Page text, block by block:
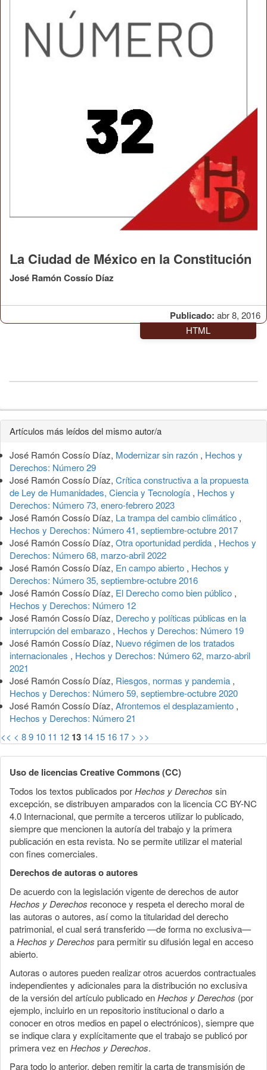
Publicado: abr 8, 2016
La Ciudad de México en la Constitución
José Ramón Cossío Díaz
HTML
Detalles
del
artículo
Artículos más leídos del mismo autor/a
José Ramón Cossío Díaz, Modernizar sin razón , Hechos y
Derechos: Número 29
José Ramón Cossío Díaz, Crítica constructiva a la propuesta
de Ley de Humanidades, Ciencia y Tecnología , Hechos y
Derechos: Número 73, enero-febrero 2023
José Ramón Cossío Díaz, La trampa del cambio climático ,
Hechos y Derechos: Número 41, septiembre-octubre 2017
José Ramón Cossío Díaz, Otra oportunidad perdida , Hechos y
Derechos: Número 68, marzo-abril 2022
José Ramón Cossío Díaz, En campo abierto , Hechos y
Derechos: Número 35, septiembre-octubre 2016
José Ramón Cossío Díaz, El Derecho como bien público ,
Hechos y Derechos: Número 12
José Ramón Cossío Díaz, Derecho y políticas públicas en la
interrupción del embarazo , Hechos y Derechos: Número 19
José Ramón Cossío Díaz, Nuevo régimen de los tratados
internacionales , Hechos y Derechos: Número 62, marzo-abril
2021
José Ramón Cossío Díaz, Riesgos, normas y pandemia ,
Hechos y Derechos: Número 59, septiembre-octubre 2020
José Ramón Cossío Díaz, Afrontemos el desplazamiento ,
Hechos y Derechos: Número 21
<< < 89 10 11 12 13 14 15 16 17 > >>
Uso de licencias Creative Commons (CC)
Todos los textos publicados porHechos y Derechos sin
excepción, se distribuyen amparados con la licencia CC BY-NC
4.0 Internacional, que permite a terceros utilizar lo publicado,
siempre que mencionen la autoría del trabajo y la primera
publicación en esta revista. No se permite utilizar el material
con fines comerciales.
Derechos de autoras o autores
De acuerdo con la legislación vigente de derechos de autor
Hechos y Derechos reconoce y respeta el derecho moral de
las autoras o autores, así como la titularidad del derecho
patrimonial, el cual será transferido —de forma no exclusiva—
aHechos y Derechos para permitir su difusión legal en acceso
abierto.
Autoras o autores pueden realizar otros acuerdos contractuales
independientes y adicionales para la distribución no exclusiva
de la versión del artículo publicado enHechos y Derechos (por
ejemplo, incluirlo en un repositorio institucional o darlo a
conocer en otros medios en papel o electrónicos), siempre que
se indique clara y explícitamente que el trabajo se publicó por
primera vez enHechos y Derechos.
Para todo lo anterior, deben remitir la carta de transmisión de